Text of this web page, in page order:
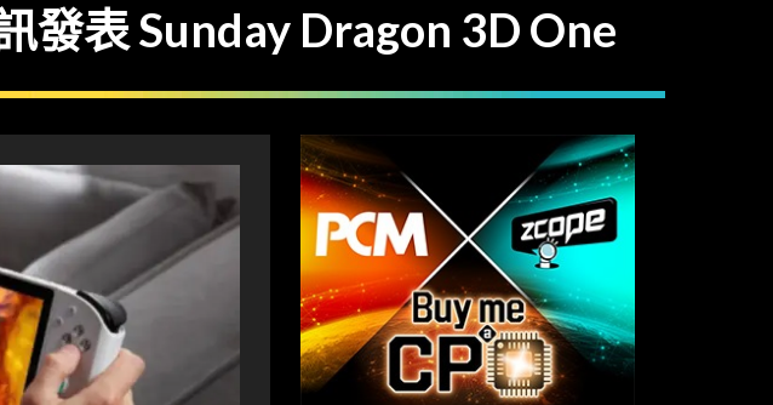
表 Sunday Dragon 3D One